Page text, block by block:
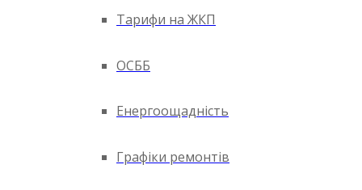
Тарифи на ЖКП
ОСББ
Енергоощадність
Графіки ремонтів